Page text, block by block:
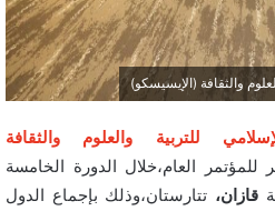
والثقافة (الإيسيسكو)
للتربية والعلوم والثقافة
العام،خلال الدورة الخامسة
قازان، تتارستان،وذلك بإجماع الدول